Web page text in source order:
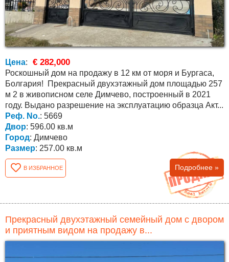
Цена: € 282,000
Роскошный дом на продажу в 12 км от моря и Бургаса,
Болгария! Прекрасный двухэтажный дом площадью 257
м 2 в живописном селе Димчево, построенный в 2021
году. Выдано разрешение на эксплуатацию образца Акт...
Реф. No.: 5669
Двор: 596.00 кв.м
Город: Димчево
Размер: 257.00 кв.м
В ИЗБРАННОЕ Подробнее »
Прекрасный двухэтажный семейный дом с двором
и приятным видом на продажу в...